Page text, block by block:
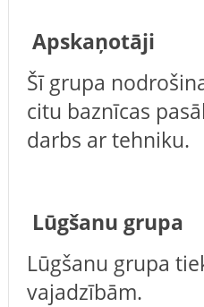
Apskaņotāji
Šī grupa
citu baznīcas
darbs ar tehniku.
Lūgšanu grupa
Lūgšanu grupa
vajadzībām.